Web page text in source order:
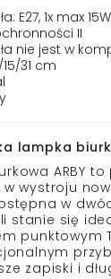
E27, 1x max
II
nie jest w
31 cm
lampka
ARBY
w wystroju
w
stanie się
punktowym
zapiski i